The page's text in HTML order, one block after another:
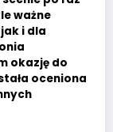
ważne
i dla
okazję do
oceniona